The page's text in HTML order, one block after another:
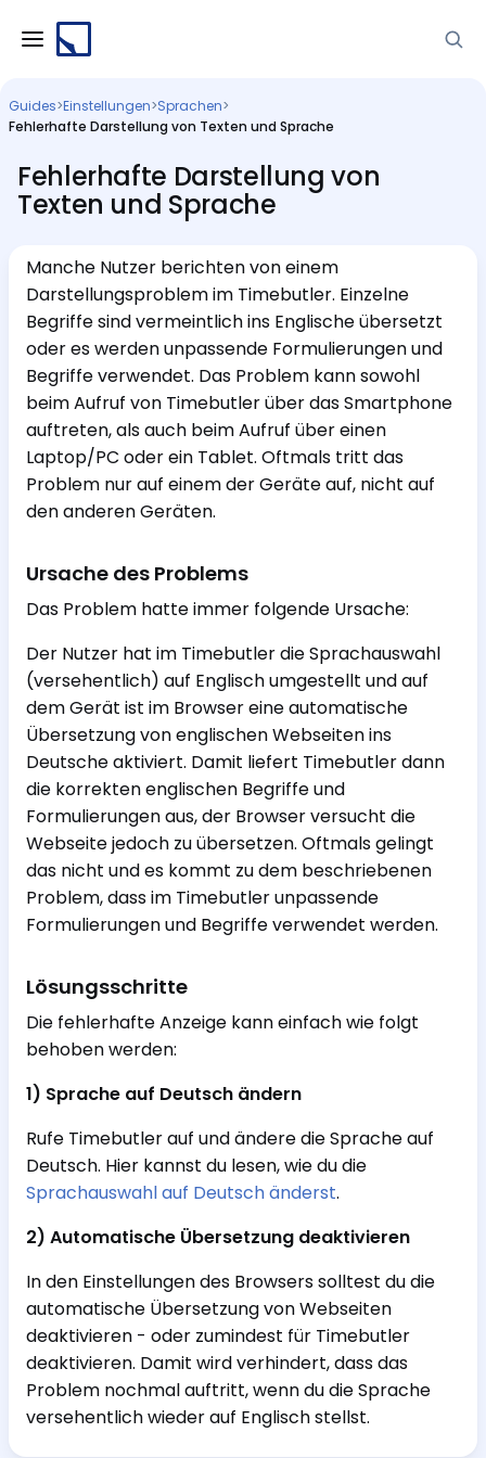
Guides>Einstellungen>Sprachen>
Fehlerhafte Darstellung von Texten und Sprache
Fehlerhafte Darstellung von
Texten und Sprache
Manche Nutzer berichten von einem
Darstellungsproblem im Timebutler. Einzelne
Begriffe sind vermeintlich ins Englische übersetzt
oder es werden unpassende Formulierungen und
Begriffe verwendet. Das Problem kann sowohl
beim Aufruf von Timebutler über das Smartphone
auftreten, als auch beim Aufruf über einen
Laptop/PC oder ein Tablet. Oftmals tritt das
Problem nur auf einem der Geräte auf, nicht auf
den anderen Geräten.
Ursache des Problems
Das Problem hatte immer folgende Ursache:
Der Nutzer hat im Timebutler die Sprachauswahl
(versehentlich) auf Englisch umgestellt und auf
dem Gerät ist im Browser eine automatische
Übersetzung von englischen Webseiten ins
Deutsche aktiviert. Damit liefert Timebutler dann
die korrekten englischen Begriffe und
Formulierungen aus, der Browser versucht die
Webseite jedoch zu übersetzen. Oftmals gelingt
das nicht und es kommt zu dem beschriebenen
Problem, dass im Timebutler unpassende
Formulierungen und Begriffe verwendet werden.
Lösungsschritte
Die fehlerhafte Anzeige kann einfach wie folgt
behoben werden:
1) Sprache auf Deutsch ändern
Rufe Timebutler auf und ändere die Sprache auf
Deutsch. Hier kannst du lesen, wie du die
Sprachauswahl auf Deutsch änderst.
2) Automatische Übersetzung deaktivieren
In den Einstellungen des Browsers solltest du die
automatische Übersetzung von Webseiten
deaktivieren - oder zumindest für Timebutler
deaktivieren. Damit wird verhindert, dass das
Problem nochmal auftritt, wenn du die Sprache
versehentlich wieder auf Englisch stellst.